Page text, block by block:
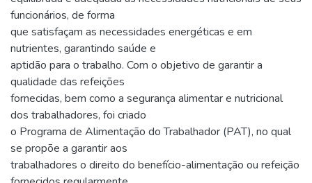
funcionários, de forma
que satisfaçam as necessidades energéticas e em
nutrientes, garantindo saúde e
aptidão para o trabalho. Com o objetivo de garantir a
qualidade das refeições
fornecidas, bem como a segurança alimentar e nutricional
dos trabalhadores, foi criado
o Programa de Alimentação do Trabalhador (PAT), no qual
se propõe a garantir aos
trabalhadores o direito do benefício-alimentação ou refeição